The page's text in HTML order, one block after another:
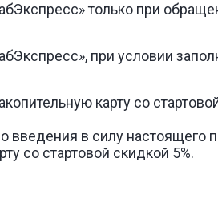
только при
при условии
карту со
в силу настоящего
со стартовой скидкой 5%.